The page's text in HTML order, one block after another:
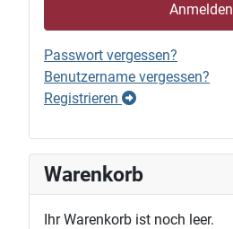
Anmelden
Passwort vergessen?
Benutzername vergessen?
Registrieren
Warenkorb
Ihr Warenkorb ist noch leer.